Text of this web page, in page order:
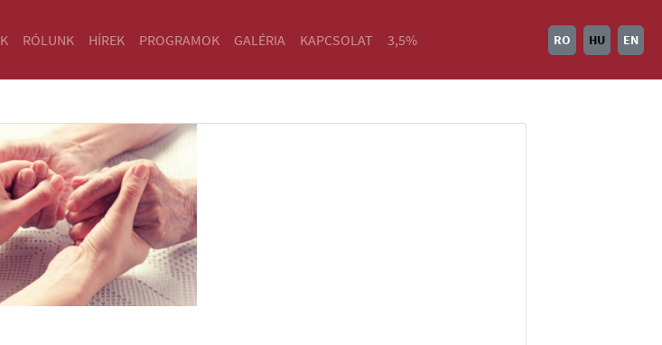
RÓLUNK HÍREK PROGRAMOK GALÉRIA KAPCSOLAT 3,5% RO HU EN